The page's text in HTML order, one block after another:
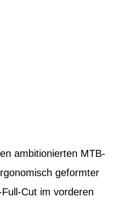
ambitionierten MTB-
geformter
Cut im vorderen